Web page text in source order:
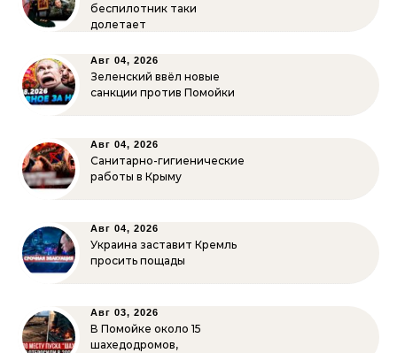
беспилотник таки
долетает
Авг 04, 2026
Зеленский ввёл новые
санкции против Помойки
Авг 04, 2026
Санитарно-гигиенические
работы в Крыму
Авг 04, 2026
Украина заставит Кремль
просить пощады
Авг 03, 2026
В Помойке около 15
шахедодромов,